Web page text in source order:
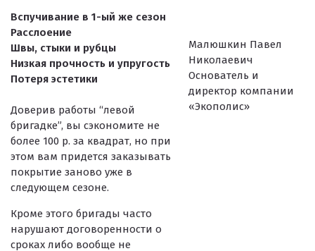
Вспучивание в 1-ый же сезон
Расслоение
Швы, стыки и рубцы
Низкая прочность и упругость
Потеря эстетики
Доверив работы “левой
бригадке”, вы сэкономите не
более 100 р. за квадрат, но при
этом вам придется заказывать
покрытие заново уже в
следующем сезоне.
Кроме этого бригады часто
нарушают договоренности о
сроках либо вообще не
Малюшкин Павел
Николаевич
Основатель и
директор компании
«Экополис»